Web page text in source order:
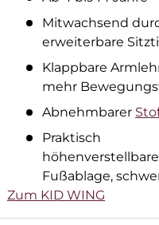
Mitwachsend
erweiterbare
Klappbare
mehr
Abnehmbarer
Praktisch
höhenverstellbare
Fußablage,
Zum KID WING